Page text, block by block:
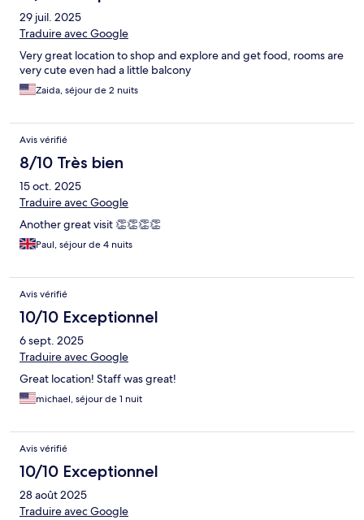
29 juil. 2025
Traduire avec Google
Very great location to shop and explore and get food, rooms are
very cute even had a little balcony
Zaida, séjour de 2 nuits
Avis vérifié
8/10 Très bien
15 oct. 2025
Traduire avec Google
Another great visit 👏👏👏👏
Paul, séjour de 4 nuits
Avis vérifié
10/10 Exceptionnel
6 sept. 2025
Traduire avec Google
Great location! Staff was great!
michael, séjour de 1 nuit
Avis vérifié
10/10 Exceptionnel
28 août 2025
Traduire avec Google